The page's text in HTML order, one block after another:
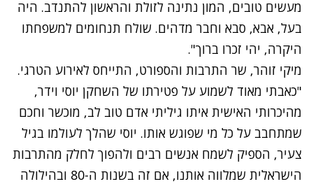
מעשים טובים, המון נתינה לזולת והראשון להתנדב. היה
בעל, אבא, סבא וחבר מדהים. שולח תנחומים למשפחתו
היקרה, יהי זכרו ברוך".
מיקי זוהר, שר התרבות והספורט, התייחס לאירוע הטרגי.
"כאבתי מאוד לשמוע על פטירתו של השחקן יוסי וידר,
מהיכרותי האישית איתו גיליתי אדם טוב לב, מוכשר וחכם
שמתחבב על כל מי שפוגש אותו. יוסי שהלך לעולמו בגיל
צעיר, הספיק לשמח אנשים רבים ולהפוך לחלק מהתרבות
הישראלית שמלווה אותנו, אם זה בשנות ה-80 ובהילולה